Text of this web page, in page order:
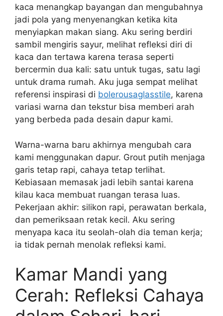
kaca menangkap bayangan dan mengubahnya
jadi pola yang menyenangkan ketika kita
menyiapkan makan siang. Aku sering berdiri
sambil mengiris sayur, melihat refleksi diri di
kaca dan tertawa karena terasa seperti
bercermin dua kali: satu untuk tugas, satu lagi
untuk drama rumah. Aku juga sempat melihat
referensi inspirasi di bolerousaglasstile, karena
variasi warna dan tekstur bisa memberi arah
yang berbeda pada desain dapur kami.
Warna-warna baru akhirnya mengubah cara
kami menggunakan dapur. Grout putih menjaga
garis tetap rapi, cahaya tetap terlihat.
Kebiasaan memasak jadi lebih santai karena
kilau kaca membuat ruangan terasa luas.
Pekerjaan akhir: silikon rapi, perawatan berkala,
dan pemeriksaan retak kecil. Aku sering
menyapa kaca itu seolah-olah dia teman kerja;
ia tidak pernah menolak refleksi kami.
Kamar Mandi yang
Cerah: Refleksi Cahaya